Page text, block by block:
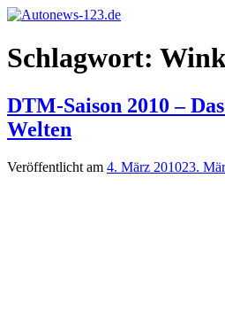
Zum
springen
Autonews-
123.de
Autonews
mit
Schlagwort:
DTM-Saison 2010 –
Welten
Veröffentlicht am 4. März 201023.